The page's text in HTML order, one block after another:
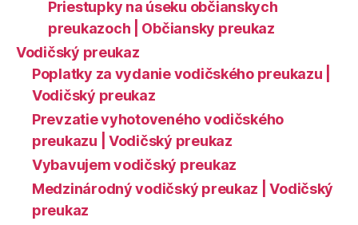
Priestupky na úseku občianskych
preukazoch | Občiansky preukaz
Vodičský preukaz
Poplatky za vydanie vodičského preukazu |
Vodičský preukaz
Prevzatie vyhotoveného vodičského
preukazu | Vodičský preukaz
Vybavujem vodičský preukaz
Medzinárodný vodičský preukaz | Vodičský
preukaz